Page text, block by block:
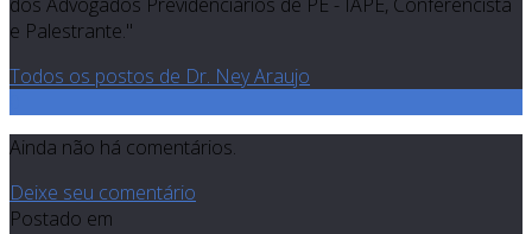
e Palestrante."
Todos os postos de Dr. Ney Araujo
Ainda não há comentários.
Deixe seu comentário
Postado em